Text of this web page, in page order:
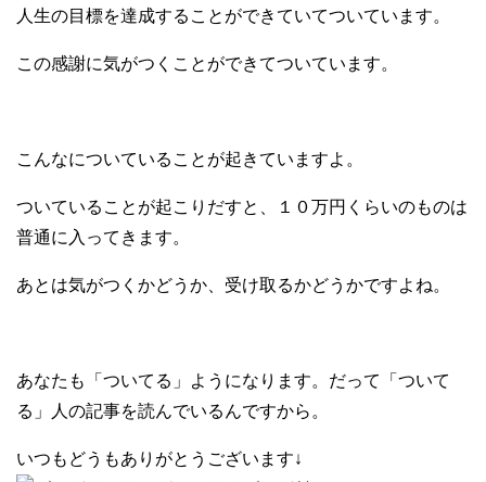
人生の目標を達成することができていてついています。
この感謝に気がつくことができてついています。
こんなについていることが起きていますよ。
ついていることが起こりだすと、１０万円くらいのものは
普通に入ってきます。
あとは気がつくかどうか、受け取るかどうかですよね。
あなたも「ついてる」ようになります。だって「ついて
る」人の記事を読んでいるんですから。
いつもどうもありがとうございます↓